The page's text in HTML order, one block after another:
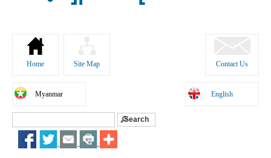
Home Site Map Contact Us
Myanmar English
Search form